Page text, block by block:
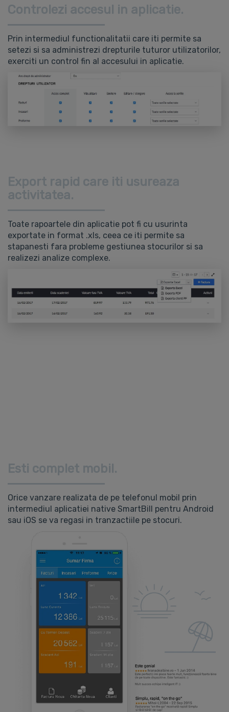
Controlezi accesul in aplicatie.
Prin intermediul functionalitatii care iti permite sa
setezi si sa administrezi drepturile tuturor utilizatorilor,
exerciti un control fin al accesului in aplicatie.
Export rapid care iti usureaza
activitatea.
Toate rapoartele din aplicatie pot fi cu usurinta
exportate in format .xls, ceea ce iti permite sa
stapanesti fara probleme gestiunea stocurilor si sa
realizezi analize complexe.
Esti complet mobil.
Orice vanzare realizata de pe telefonul mobil prin
intermediul aplicatiei native SmartBill pentru Android
sau iOS se va regasi in tranzactiile pe stocuri.